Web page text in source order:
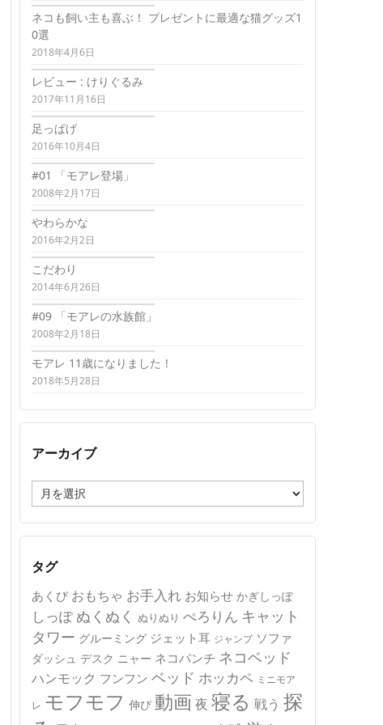
ネコも飼い主も喜ぶ！ プレゼントに最適な猫グッズ1
0選
2018年4月6日
レビュー : けりぐるみ
2017年11月16日
足っぱげ
2016年10月4日
#01 「モアレ登場」
2008年2月17日
やわらかな
2016年2月2日
こだわり
2014年6月26日
#09 「モアレの水族館」
2008年2月18日
モアレ 11歳になりました！
2018年5月28日
アーカイブ
ー
カ
イ
タグ
あくび おもちゃ お手入れ お知らせ かぎしっぽ
しっぽ ぬくぬく ぬりぬり ぺろりん キャット
タワー グルーミング ジェット耳 ジャンプ ソファ
ダッシュ デスク ニャー ネコパンチ ネコベッド
ハンモック フンフン ベッド ホッカペ ミニモア
レ モフモフ 伸び 動画 夜 寝る 戦う 探